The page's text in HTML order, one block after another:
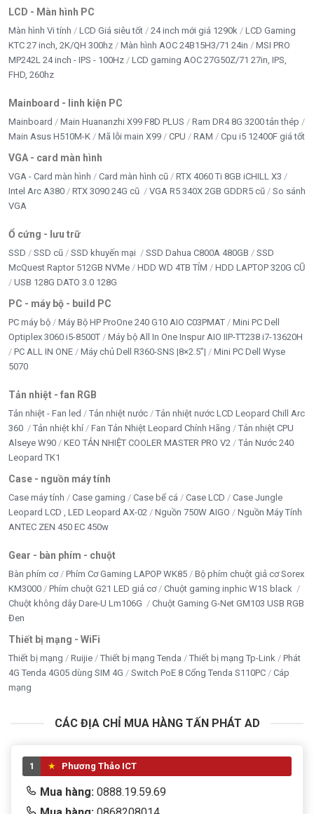
LCD - Màn hình PC
Màn hình Vi tính LCD Giá siêu tốt 24 inch mới giá 1290k
LCD Gaming
KTC 27 inch, 2K/QH 300hz
Màn hình AOC 24B15H3/71 24in
MSI PRO
MP242L 24 inch - IPS - 100Hz
LCD gaming AOC 27G50Z/71 27in, IPS,
FHD, 260hz
Mainboard - linh kiện PC
Mainboard Main Huananzhi X99 F8D PLUS
Ram DR4 8G 3200 tản thép
Main Asus H510M-K
Mã lỗi main X99 CPU RAM Cpu i5 12400F giá tốt
VGA - card màn hình
VGA - Card màn hình Card màn hình cũ
RTX 4060 Ti 8GB iCHILL X3
Intel Arc A380
RTX 3090 24G cũ VGA R5 340X 2GB GDDR5 cũ
So sánh
VGA
Ổ cứng - lưu trữ
SSD SSD cũ SSD khuyến mại SSD Dahua C800A 480GB
SSD
McQuest Raptor 512GB NVMe
HDD WD 4TB TÍM
HDD LAPTOP 320G CŨ
USB 128G DATO 3.0 128G
PC - máy bộ - build PC
PC máy bộ Máy Bộ HP ProOne 240 G10 AIO C03PMAT
Mini PC Dell
Optiplex 3060 i5-8500T
Máy bộ All In One Inspur AIO IIP-TT238 i7-13620H
PC ALL IN ONE
Máy chủ Dell R360-SNS |8×2.5”|
Mini PC Dell Wyse
5070
Tản nhiệt - fan RGB
Tản nhiệt - Fan led Tản nhiệt nước
Tản nhiệt nước LCD Leopard Chill Arc
360
Tản nhiệt khí Fan Tản Nhiệt Leopard Chính Hãng
Tản nhiệt CPU
Alseye W90
KEO TẢN NHIỆT COOLER MASTER PRO V2
Tản Nước 240
Leopard TK1
Case - nguồn máy tính
Case máy tính Case gaming Case bể cá Case LCD
Case Jungle
Leopard LCD , LED Leopard AX-02
Nguồn 750W AIGO
Nguồn Máy Tính
ANTEC ZEN 450 EC 450w
Gear - bàn phím - chuột
Bàn phím cơ Phím Cơ Gaming LAPOP WK85
Bộ phím chuột giả cơ Sorex
KM3000
Phím chuột G21 LED giả cơ
Chuột gaming inphic W1S black
Chuột không dây Dare-U Lm106G
Chuột Gaming G-Net GM103 USB RGB
Đen
Thiết bị mạng - WiFi
Thiết bị mạng Ruijie Thiết bị mạng Tenda Thiết bị mạng Tp-Link
Phát
4G Tenda 4G05 dùng SIM 4G
Switch PoE 8 Cổng Tenda S110PC
Cáp
mạng
CÁC ĐỊA CHỈ MUA HÀNG TẤN PHÁT AD
1 Phương Thảo ICT
Mua hàng: 0888.19.59.69